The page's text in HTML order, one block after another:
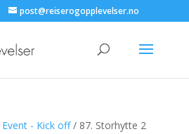
post@reiserogopplevelser.no
Event - Kick off/ 87. Storhytte 2